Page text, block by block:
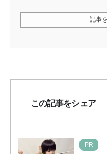
記事
この記事をシェア
PR